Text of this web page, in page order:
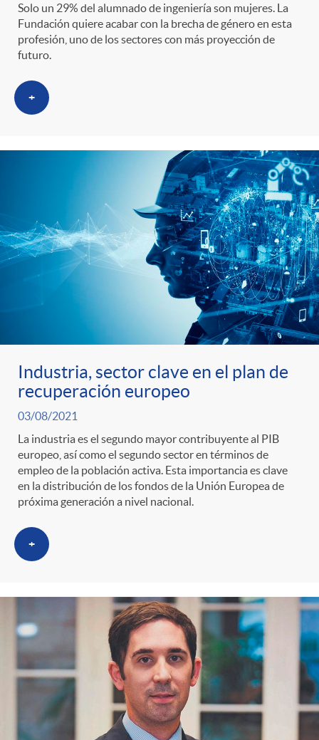
Solo un 29% del alumnado de ingeniería son mujeres. La
Fundación quiere acabar con la brecha de género en esta
profesión, uno de los sectores con más proyección de
futuro.
+
Industria, sector clave en el plan de
recuperación europeo
03/08/2021
La industria es el segundo mayor contribuyente al PIB
europeo, así como el segundo sector en términos de
empleo de la población activa. Esta importancia es clave
en la distribución de los fondos de la Unión Europea de
próxima generación a nivel nacional.
+